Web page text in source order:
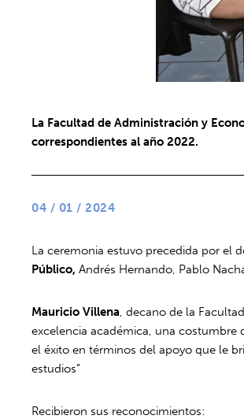
La Facultad de Administración y
correspondientes al año 2022.
04 / 01 / 2024
La ceremonia estuvo precedida por el
Público,Andrés Hernando, Pablo
Mauricio Villena, decano de la
excelencia académica, una costumbre
el éxito en términos del apoyo que le
estudios”
Recibieron sus reconocimientos: